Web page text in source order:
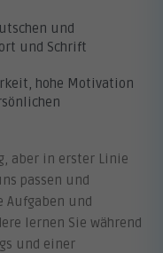
und
und Schrift
hohe Motivation
aber in erster Linie
passen und
und
lernen Sie während
und einer